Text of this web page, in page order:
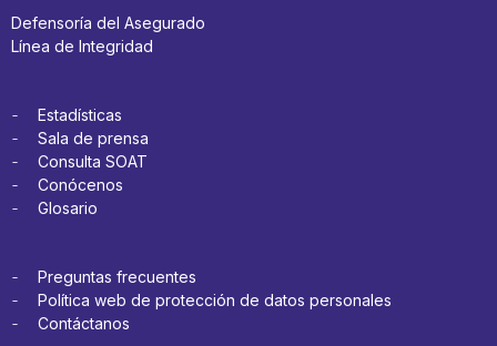
Defensoría del Asegurado
Línea de Integridad
Estadísticas
Sala de prensa
Consulta SOAT
Conócenos
Glosario
Preguntas frecuentes
Política web de protección de datos personales
Contáctanos